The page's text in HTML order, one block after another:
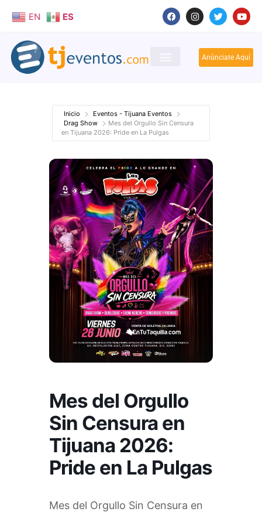
EN ES
Anúnciate Aquí
Inicio
Eventos - Tijuana Eventos
Drag Show
Mes del Orgullo Sin Censura
en Tijuana 2026: Pride en La Pulgas
Mes del Orgullo
Sin Censura en
Tijuana 2026:
Pride en La Pulgas
Mes del Orgullo Sin Censura en